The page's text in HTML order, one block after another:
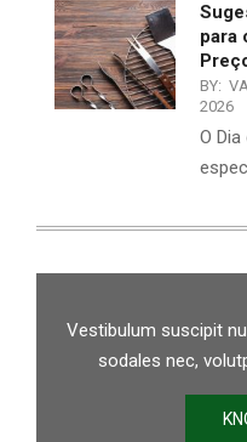
para
BY:
2026
O
Vestibulum suscipit
sodales nec,